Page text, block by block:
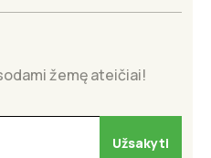
žemę ateičiai!